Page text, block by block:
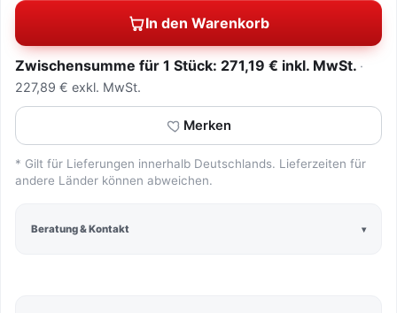
In den Warenkorb
Zwischensumme für 1 Stück: 271,19 € inkl. MwSt.
227,89 € exkl. MwSt.
Merken
* Gilt für Lieferungen innerhalb Deutschlands. Lieferzeiten für
andere Länder können abweichen.
Beratung & Kontakt